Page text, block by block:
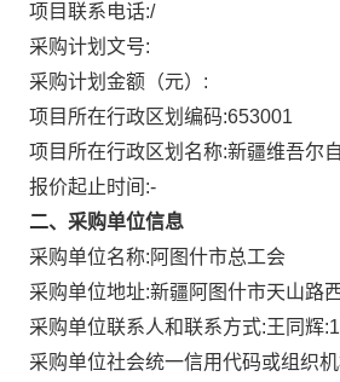
项目联系电话:/
采购计划文号:
采购计划金额（元）:
项目所在行政区划编码:653001
项目所在行政区划名称:新疆维吾尔
报价起止时间:-
二、采购单位信息
采购单位名称: 阿图什市总工会
采购单位地址:新疆阿图什市天山路
采购单位联系人和联系方式:王同辉
采购单位社会统一信用代码或组织